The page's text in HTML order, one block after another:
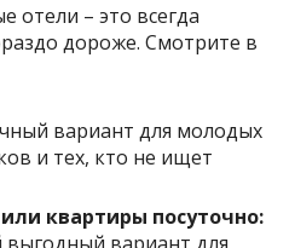
отели – это всегда
дороже. Смотрите в
вариант для молодых
и тех, кто не ищет
квартиры посуточно:
выгодный вариант для